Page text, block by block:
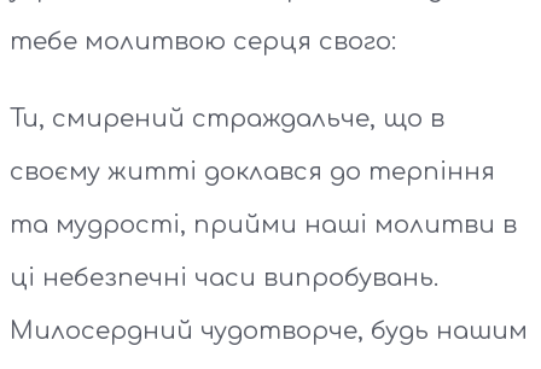
тебе молитвою серця свого:
Ти, смирений страждальче, що в
своєму житті доклався до терпіння
та мудрості, прийми наші молитви в
ці небезпечні часи випробувань.
Милосердний чудотворче, будь нашим